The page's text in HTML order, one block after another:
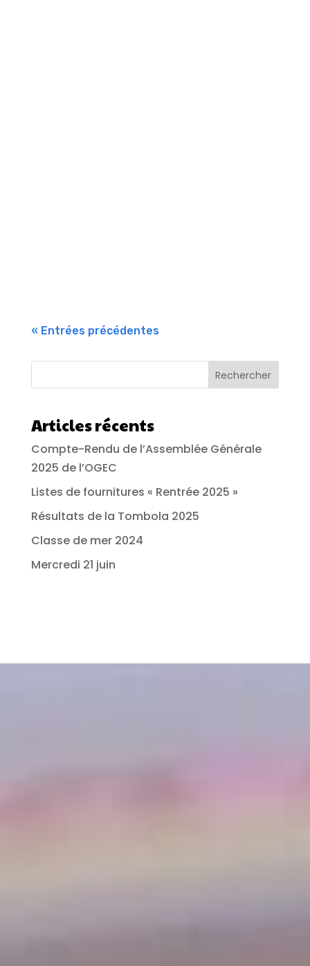
« Entrées précédentes
Rechercher
Articles récents
Compte-Rendu de l’Assemblée Générale
2025 de l’OGEC
Listes de fournitures « Rentrée 2025 »
Résultats de la Tombola 2025
Classe de mer 2024
Mercredi 21 juin